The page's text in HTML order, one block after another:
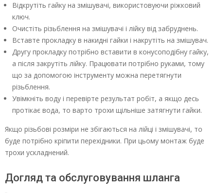
Відкрутіть гайку на змішувачі, використовуючи ріжковий
ключ.
Очистіть різьблення на змішувачі і лійку від забруднень.
Вставте прокладку в накидні гайки і накрутіть на змішувач.
Другу прокладку потрібно вставити в конусоподібну гайку,
а після закрутіть лійку. Працювати потрібно руками, тому
що за допомогою інструменту можна перетягнути
різьблення.
Увімкніть воду і перевірте результат робіт, а якщо десь
протікає вода, то варто трохи щільніше затягнути гайки.
Якщо різьбові розміри не збігаються на лійці і змішувачі, то
буде потрібно кріпити перехідники. При цьому монтаж буде
трохи ускладнений.
Догляд та обслуговування шланга